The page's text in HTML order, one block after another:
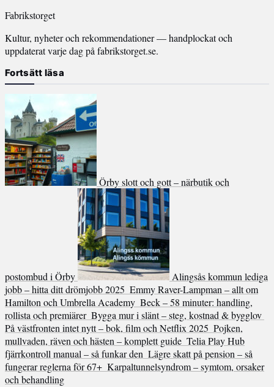
Fabrikstorget
Kultur, nyheter och rekommendationer — handplockat och
uppdaterat varje dag på fabrikstorget.se.
Fortsätt läsa
Örby slott och gott – närbutik och
postombud i Örby
Alingsås kommun lediga
jobb – hitta ditt drömjobb 2025 Emmy Raver-Lampman – allt om
Hamilton och Umbrella Academy Beck – 58 minuter: handling,
rollista och premiärer Bygga mur i slänt – steg, kostnad & bygglov
På västfronten intet nytt – bok, film och Netflix 2025 Pojken,
mullvaden, räven och hästen – komplett guide Telia Play Hub
fjärrkontroll manual – så funkar den Lägre skatt på pension – så
fungerar reglerna för 67+ Karpaltunnelsyndrom – symtom, orsaker
och behandling